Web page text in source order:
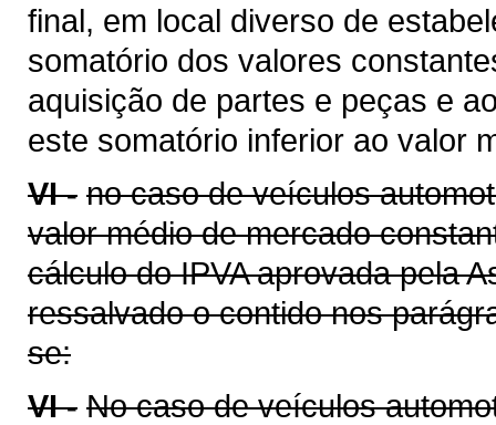
final, em local diverso de
somatório dos valores
aquisição de partes e peças e
este somatório inferior ao valor
VI - no caso de veículos
valor médio de mercado
cálculo do IPVA aprovada pela
ressalvado o contido nos
se:
VI - No caso de veículos